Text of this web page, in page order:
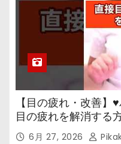
【目の疲れ・改善】
目の疲れを解消する
市の女性・美容鍼灸
6月 27, 2026